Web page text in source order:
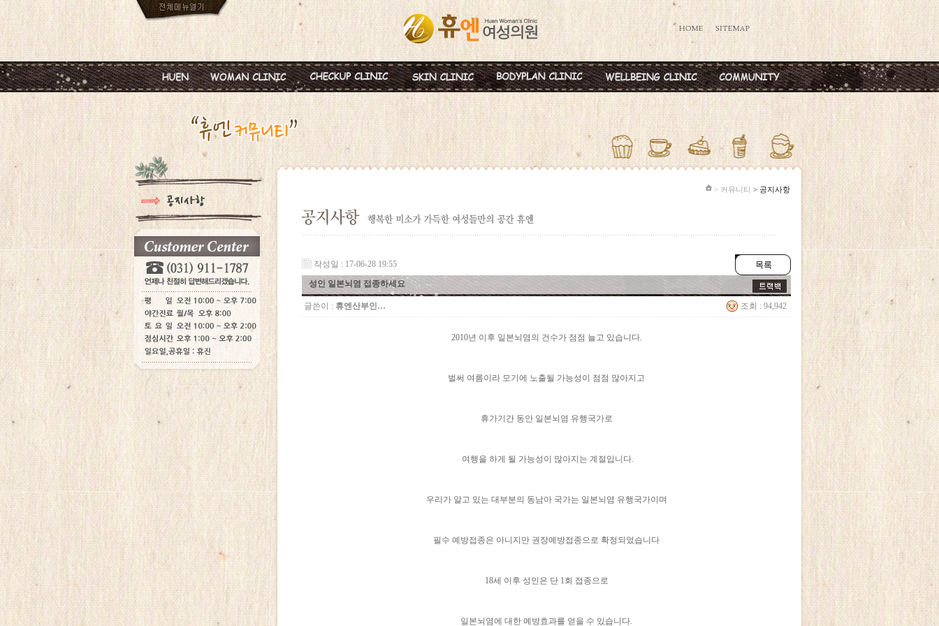
진료안내
병원둘러보기
찾아오시는길
피임
월경이상
갱년기 및 폐경
여성성형
혈액종합검진
미혼여성검진
초기임신검진
레스틸렌
비만약물요법
지방분해주사
카복시테라피
신데렐라주사
비타민칵테일
백옥주사
태반·마늘주사
공지사항
> 커뮤니티 > 공지사항
작성일 : 17-06-28 19:55
성인 일본뇌염 접종하세요
글쓴이 : 휴엔산부인… 조회 : 94,942
2010년 이후 일본뇌염의 건수가 점점 늘고 있습니다.
벌써 여름이라 모기에 노출될 가능성이 점점 많아지고
휴가기간 동안 일본뇌염 유행국가로
여행을 하게 될 가능성이 많아지는 계절입니다.
우리가 알고 있는 대부분의 동남아 국가는 일본뇌염 유행국가이며
필수 예방접종은 아니지만 권장예방접종으로 확정되었습니다
18세 이후 성인은 단 1회 접종으로
일본뇌염에 대한 예방효과를 얻을 수 있습니다.